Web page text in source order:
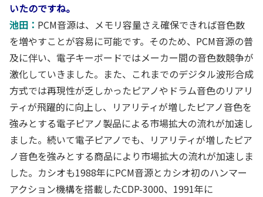
いたのですね。
池田： PCM音源は、メモリ容量さえ確保できれば音色数
を増やすことが容易に可能です。そのため、PCM音源の普
及に伴い、電子キーボードではメーカー間の音色数競争が
激化していきました。また、これまでのデジタル波形合成
方式では再現性が乏しかったピアノやドラム音色のリアリ
ティが飛躍的に向上し、リアリティが増したピアノ音色を
強みとする電子ピアノ製品による市場拡大の流れが加速し
ました。続いて電子ピアノでも、リアリティが増したピア
ノ音色を強みとする商品により市場拡大の流れが加速しま
した。カシオも1988年にPCM音源とカシオ初のハンマー
アクション機構を搭載したCDP-3000、1991年に